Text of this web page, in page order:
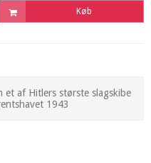
Køb
et af Hitlers største slagskibe
1943